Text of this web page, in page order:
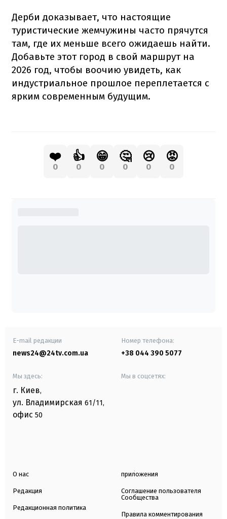
Дерби доказывает, что настоящие
туристические жемчужины часто прячутся
там, где их меньше всего ожидаешь найти.
Добавьте этот город в свой маршрут на
2026 год, чтобы воочию увидеть, как
индустриальное прошлое переплетается с
ярким современным будущим.
❤️
0
👍
0
😁
0
🤔
0
😢
0
😡
0
E-mail редакции
news24@24tv.com.ua
Номер телефона:
+38 044 390 5077
Мы здесь:
г. Киев,
ул. Владимирская 61/11,
офис 50
Мы в соцсетях:
О нас
Редакция
Редакционная политика
приложения
Соглашение пользователя
Сообщества
Правила комментирования